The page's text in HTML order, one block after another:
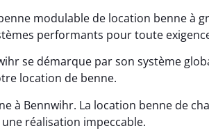
modulable de location benne à
performants pour toute
se démarque par son système
location de benne.
à Bennwihr. La location benne de
réalisation impeccable.